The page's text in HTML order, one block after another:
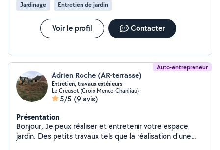
Jardinage Entretien de jardin
Voir le profil Contacter
Auto-entrepreneur
Adrien Roche (AR-terrasse)
Entretien, travaux extérieurs
Le Creusot (Croix Menee-Chanliau)
5/5 (9 avis)
Présentation
Bonjour, Je peux réaliser et entretenir votre espace
jardin. Des petits travaux tels que la réalisation d'une